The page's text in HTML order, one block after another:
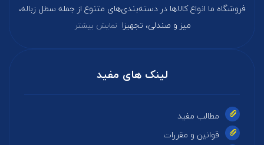
فروشگاه ما انواع کالاها در دسته‌بندی‌های متنوع از جمله سطل زباله،
میز و صندلی، تجهیزا نمایش بیشتر
لینک های مفید
مطالب مفید
قوانین و مقررات